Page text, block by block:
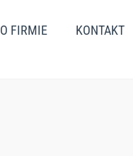
O FIRMIE KONTAKT